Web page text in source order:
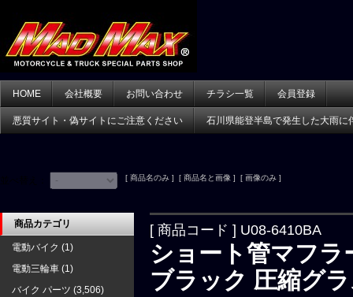
HOME 会社概要 お問い合わせ チラシ一覧 会員登録
悪質サイト・偽サイトにご注意ください 石川県能登半島で発生した大雨に
[ 商品名のみ ] [ 商品名と画像 ] [ 画像のみ ]
[ 商品コード ] U08-6410BA
ショート管マフ
ブラック 圧縮グ
商品カテゴリ
電動バイク (1)
電動三輪車 (1)
バイク パーツ (3,506)